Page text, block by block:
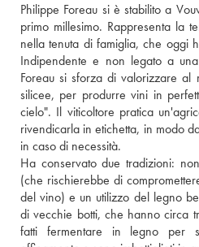
Philippe Foreau si è stabilito a
primo millesimo. Rappresenta la
nella tenuta di famiglia, che oggi
Indipendente e non legato a
Foreau si sforza di valorizzare
silicee, per produrre vini in
cielo". Il viticoltore pratica
rivendicarla in etichetta, in modo
in caso di necessità.
Ha conservato due tradizioni:
(che rischierebbe di
del vino) e un utilizzo del legno
di vecchie botti, che hanno circa
fatti fermentare in legno per